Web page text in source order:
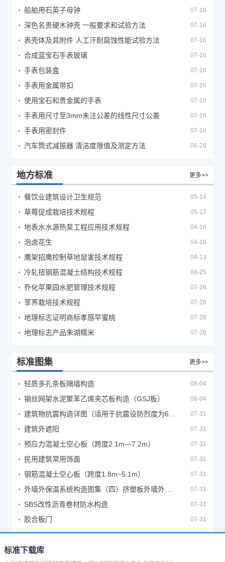
船舶用石英子母钟 07-16
深色名贵硬木钟壳 一般要求和试验方法 07-16
表壳体及其附件 人工汗耐腐蚀性能试验方法 07-16
合成蓝宝石手表玻璃 07-16
手表包装盒 07-16
手表用金属带扣 07-16
使用宝石和贵金属的手表 07-16
手表用尺寸至3mm未注公差的线性尺寸公差 07-16
手表用密封件 07-16
汽车筒式减振器 清洁度限值及测定方法 06-28
地方标准 更多>>
餐饮业建筑设计卫生规范 05-14
草莓促成栽培技术规程 05-12
地表水水源热泵工程应用技术规程 04-16
泡卤花生 04-16
鹰架招鹰控制草地鼠害技术规程 04-13
冷轧扭钢筋混凝土结构技术规程 08-25
乔化苹果园水肥管理技术规程 07-26
莩荠栽培技术规程 07-26
地理标志证明商标孝感早蜜桃 07-26
地理标志产品朱湖糯米 07-26
标准图集 更多>>
轻质多孔条板隔墙构造 08-04
钢丝网架水泥聚苯乙烯夹芯板构造（GSJ板） 08-04
07-31
建筑外遮阳 07-31
预应力混凝土空心板（跨度2.1m—7.2m） 07-31
民用建筑常用饰面 07-31
钢筋混凝土空心板（跨度1.8m~5.1m） 07-31
07-31
SBS改性沥青卷材防水构造 07-31
胶合板门 07-31
标准下载库